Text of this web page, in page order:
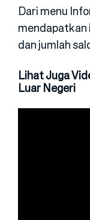
Dari menu
mendapatkan
dan jumlah
Lihat Juga
Luar Negeri